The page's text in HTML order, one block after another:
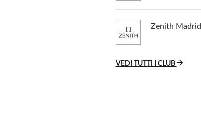
Zenith Madrid
VEDI TUTTI I CLUB